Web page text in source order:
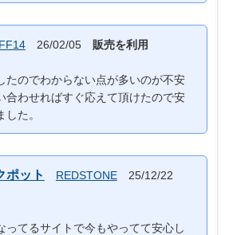
FF1426/02/05 販売を利用
たのでわからない点が多いのが不安
合わせればすぐ応えて頂けたので安
た。
ポット REDSTONE25/12/22
ってるサイトで今もやってて安心し